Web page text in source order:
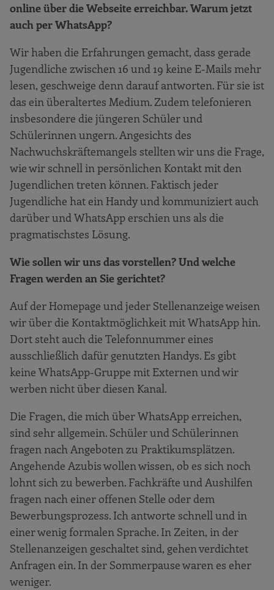
online über die Webseite erreichbar. Warum jetzt
auch per WhatsApp?
Wir haben die Erfahrungen gemacht, dass gerade
Jugendliche zwischen 16 und 19 keine E-Mails mehr
lesen, geschweige denn darauf antworten. Für sie ist
das ein überaltertes Medium. Zudem telefonieren
insbesondere die jüngeren Schüler und
Schülerinnen ungern. Angesichts des
Nachwuchskräftemangels stellten wir uns die Frage,
wie wir schnell in persönlichen Kontakt mit den
Jugendlichen treten können. Faktisch jeder
Jugendliche hat ein Handy und kommuniziert auch
darüber und WhatsApp erschien uns als die
pragmatischstes Lösung.
Wie sollen wir uns das vorstellen? Und welche
Fragen werden an Sie gerichtet?
Auf der Homepage und jeder Stellenanzeige weisen
wir über die Kontaktmöglichkeit mit WhatsApp hin.
Dort steht auch die Telefonnummer eines
ausschließlich dafür genutzten Handys. Es gibt
keine WhatsApp-Gruppe mit Externen und wir
werben nicht über diesen Kanal.
Die Fragen, die mich über WhatsApp erreichen,
sind sehr allgemein. Schüler und Schülerinnen
fragen nach Angeboten zu Praktikumsplätzen.
Angehende Azubis wollen wissen, ob es sich noch
lohnt sich zu bewerben. Fachkräfte und Aushilfen
fragen nach einer offenen Stelle oder dem
Bewerbungsprozess. Ich antworte schnell und in
einer wenig formalen Sprache. In Zeiten, in der
Stellenanzeigen geschaltet sind, gehen verdichtet
Anfragen ein. In der Sommerpause waren es eher
weniger.